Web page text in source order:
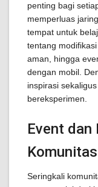
penting bagi
memperluas
tempat untuk
tentang
aman, hingga
dengan mobil.
inspirasi
bereksperimen.
Event dan
Komunitas
Seringkali